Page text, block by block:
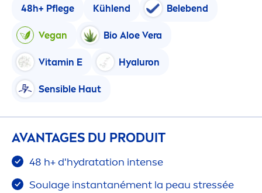
48h+ Pflege Kühlend Belebend
Vegan Bio Aloe Vera
Vitamin E Hyaluron
Sensible Haut
AVANTAGES DU PRODUIT
48 h+ d'hydratation intense
Soulage instantanément la peau stressée